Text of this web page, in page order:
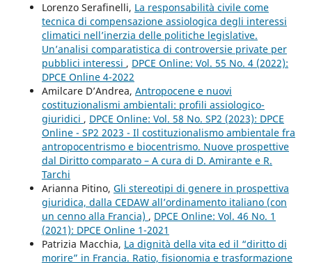
Lorenzo Serafinelli, La responsabilità civile come
tecnica di compensazione assiologica degli interessi
climatici nell’inerzia delle politiche legislative.
Un’analisi comparatistica di controversie private per
pubblici interessi , DPCE Online: Vol. 55 No. 4 (2022):
DPCE Online 4-2022
Amilcare D’Andrea, Antropocene e nuovi
costituzionalismi ambientali: profili assiologico-
giuridici , DPCE Online: Vol. 58 No. SP2 (2023): DPCE
Online - SP2 2023 - Il costituzionalismo ambientale fra
antropocentrismo e biocentrismo. Nuove prospettive
dal Diritto comparato – A cura di D. Amirante e R.
Tarchi
Arianna Pitino, Gli stereotipi di genere in prospettiva
giuridica, dalla CEDAW all’ordinamento italiano (con
un cenno alla Francia) , DPCE Online: Vol. 46 No. 1
(2021): DPCE Online 1-2021
Patrizia Macchia, La dignità della vita ed il “diritto di
morire” in Francia. Ratio, fisionomia e trasformazione